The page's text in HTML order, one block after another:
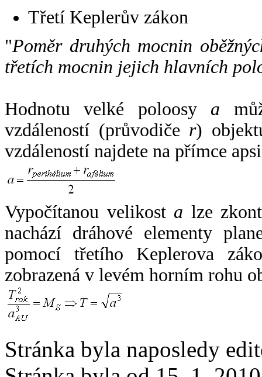
Třetí Keplerův zákon
"Poměr druhých mocnin
třetích mocnin jejich hlavních
Hodnotu velké poloosy a
vzdáleností (průvodiče r)
vzdáleností najdete na přímce
Vypočítanou velikost a lze
nachází dráhové elementy
pomocí třetího Keplerova
zobrazená v levém horním rohu
Stránka byla naposledy